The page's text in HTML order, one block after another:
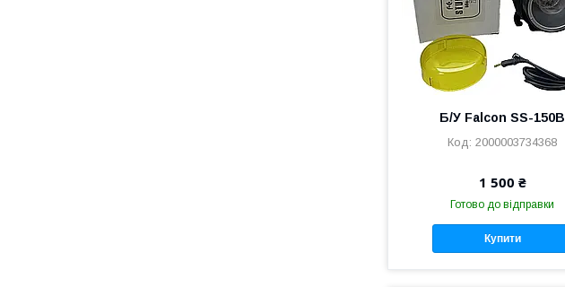
Б/У Falcon SS-150B
2000003734368
1 500 ₴
Готово до відправки
Купити